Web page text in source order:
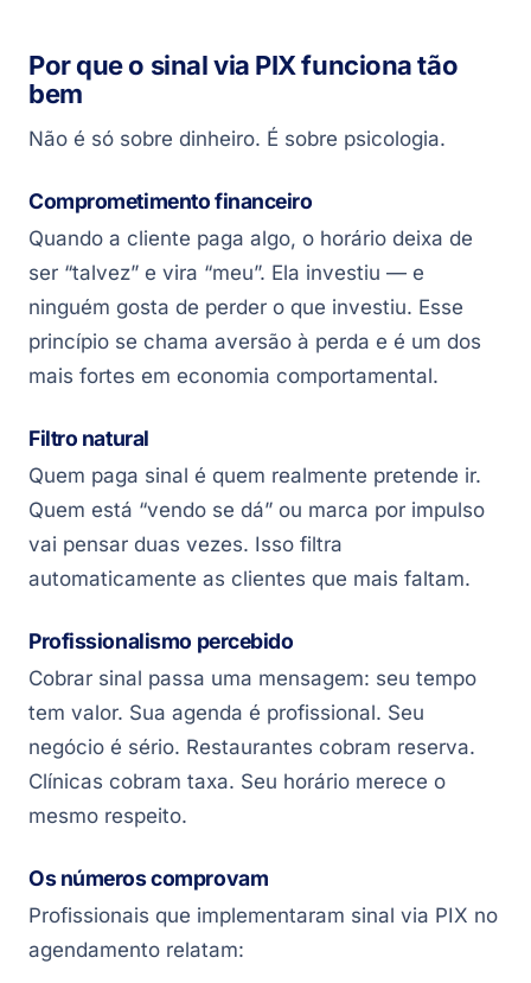
Por que o sinal via PIX funciona tão
bem
Não é só sobre dinheiro. É sobre psicologia.
Comprometimento financeiro
Quando a cliente paga algo, o horário deixa de
ser “talvez” e vira “meu”. Ela investiu — e
ninguém gosta de perder o que investiu. Esse
princípio se chama aversão à perda e é um dos
mais fortes em economia comportamental.
Filtro natural
Quem paga sinal é quem realmente pretende ir.
Quem está “vendo se dá” ou marca por impulso
vai pensar duas vezes. Isso filtra
automaticamente as clientes que mais faltam.
Profissionalismo percebido
Cobrar sinal passa uma mensagem: seu tempo
tem valor. Sua agenda é profissional. Seu
negócio é sério. Restaurantes cobram reserva.
Clínicas cobram taxa. Seu horário merece o
mesmo respeito.
Os números comprovam
Profissionais que implementaram sinal via PIX no
agendamento relatam: